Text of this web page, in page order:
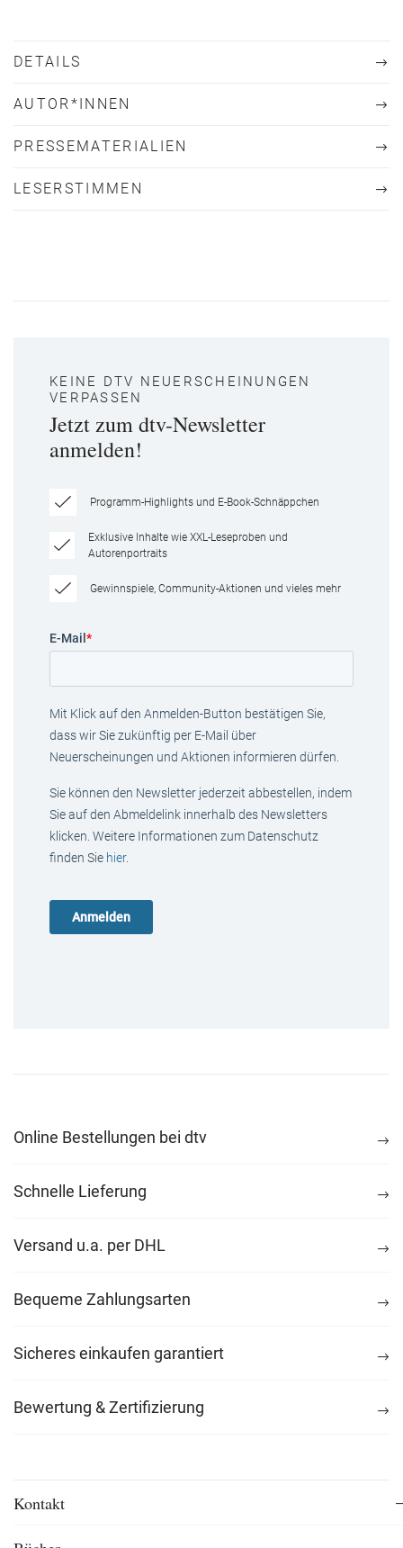
DETAILS
AUTOR*INNEN
PRESSEMATERIALIEN
LESERSTIMMEN
KEINE DTV NEUERSCHEINUNGEN
VERPASSEN
Jetzt zum dtv-Newsletter
anmelden!
Programm-Highlights und E-Book-Schnäppchen
Exklusive Inhalte wie XXL-Leseproben und
Autorenportraits
Gewinnspiele, Community-Aktionen und vieles mehr
E-Mail *
Mit Klick auf den Anmelden-Button bestätigen Sie,
dass wir Sie zukünftig per E-Mail über
Neuerscheinungen und Aktionen informieren dürfen.
Sie können den Newsletter jederzeit abbestellen, indem
Sie auf den Abmeldelink innerhalb des Newsletters
klicken. Weitere Informationen zum Datenschutz
finden Sie hier.
Online Bestellungen bei dtv
Schnelle Lieferung
Versand u.a. per DHL
Bequeme Zahlungsarten
Sicheres einkaufen garantiert
Bewertung & Zertifizierung
Kontakt